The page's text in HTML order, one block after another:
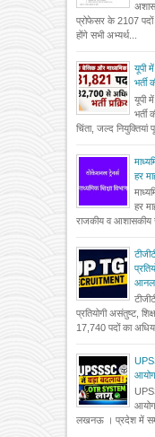
प्रोफेसर के 2107 पदों
होंगे सभी अभ्यर्थ...
यूपी
भर्ती
यूपी
भर्ती
चिंता, जल्द नियुक्तियां
हर
हर
राजकीय व आशासकीय
प्रतियोगी असंतुष्ट,
17,740 पदों का
आयोग
लखनऊ । प्रदेश में समूह